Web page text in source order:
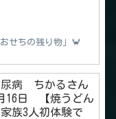
せちの残り物」🦀
病 ちかるさん
16日 【焼うどん
族3人初体験で